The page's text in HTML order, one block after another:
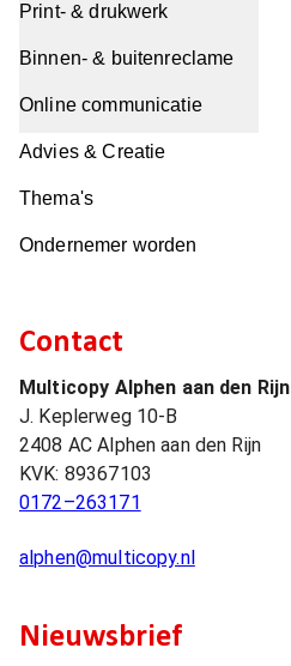
Print- & drukwerk
Binnen- & buitenreclame
Online communicatie
Advies & Creatie
Thema's
Ondernemer worden
Contact
Multicopy Alphen aan den Rijn
J. Keplerweg 10-B
2408 AC Alphen aan den Rijn
KVK: 89367103
0172–263171
alphen@multicopy.nl
Nieuwsbrief